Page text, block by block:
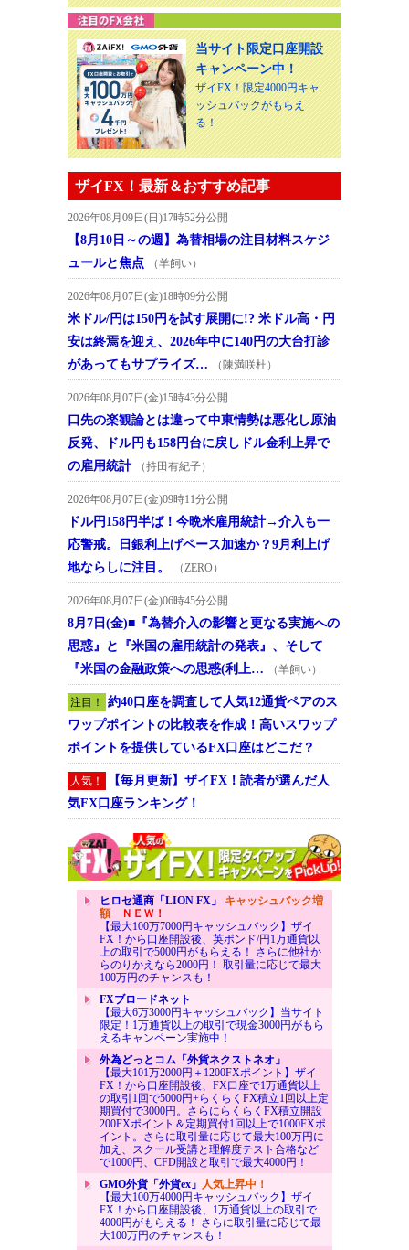
当サイト限定口座開設
キャンペーン中！
ザイFX！限定4000円キャ
ッシュバックがもらえ
る！
ザイFX！最新＆おすすめ記事
2026年08月09日(日)17時52分公開
【8月10日～の週】為替相場の注目材料スケジ
ュールと焦点
（羊飼い）
2026年08月07日(金)18時09分公開
米ドル/円は150円を試す展開に!? 米ドル高・円
安は終焉を迎え、2026年中に140円の大台打診
があってもサプライズ…
（陳満咲杜）
2026年08月07日(金)15時43分公開
口先の楽観論とは違って中東情勢は悪化し原油
反発、ドル円も158円台に戻しドル金利上昇で
の雇用統計
（持田有紀子）
2026年08月07日(金)09時11分公開
ドル円158円半ば！今晩米雇用統計→介入も一
応警戒。日銀利上げペース加速か？9月利上げ
地ならしに注目。
（ZERO）
2026年08月07日(金)06時45分公開
8月7日(金)■『為替介入の影響と更なる実施への
思惑』と『米国の雇用統計の発表』、そして
『米国の金融政策への思惑(利上…
（羊飼い）
注目！
約40口座を調査して人気12通貨ペアのス
ワップポイントの比較表を作成！高いスワップ
ポイントを提供しているFX口座はどこだ？
人気！
【毎月更新】ザイFX！読者が選んだ人
気FX口座ランキング！
ヒロセ通商「LION FX」 キャッシュバック増
額ＮＥＷ！
【最大100万7000円キャッシュバック】ザイ
FX！から口座開設後、英ポンド/円1万通貨以
上の取引で5000円がもらえる！ さらに他社か
らのりかえなら2000円！ 取引量に応じて最大
100万円のチャンスも！
FXブロードネット
【最大6万3000円キャッシュバック】当サイト
限定！1万通貨以上の取引で現金3000円がもら
えるキャンペーン実施中！
外為どっとコム「外貨ネクストネオ」
【最大101万2000円＋1200FXポイント】ザイ
FX！から口座開設後、FX口座で1万通貨以上
の取引1回で5000円+らくらくFX積立1回以上定
期買付で3000円。さらにらくらくFX積立開設
200FXポイント＆定期買付1回以上で1000FXポ
イント。さらに取引量に応じて最大100万円に
加え、スクール受講と理解度テスト合格など
で1000円、CFD開設と取引で最大4000円！
GMO外貨「外貨ex」 人気上昇中！
【最大100万4000円キャッシュバック】ザイ
FX！から口座開設後、1万通貨以上の取引で
4000円がもらえる！ さらに取引量に応じて最
大100万円のチャンスも！